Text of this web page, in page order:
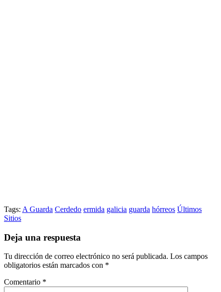
Tags: A Guarda Cerdedo ermida galicia guarda hórreos Últimos
Sitios
Deja una respuesta
Tu dirección de correo electrónico no será publicada. Los campos
obligatorios están marcados con *
Comentario *